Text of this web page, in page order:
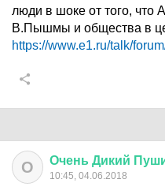
люди в шоке от того, что
В.Пышмы и общества в
https://www.e1.ru/talk/
О Очень Дикий
10:45, 04.06.2018